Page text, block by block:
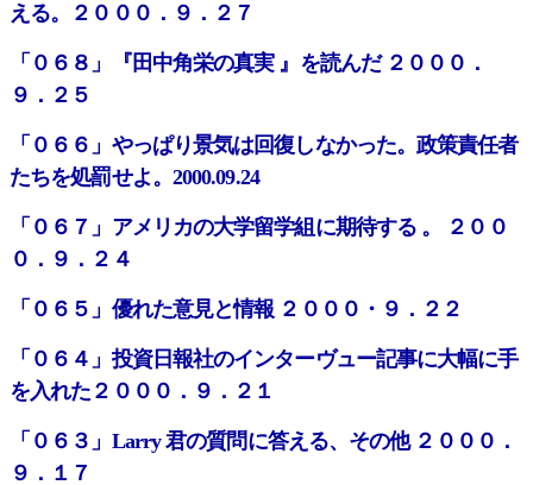
える。２０００．９．２７
「０６８」『田中角栄の真実 』を読んだ ２０００．
９．２５
「０６６」やっぱり景気は回復しなかった。政策責任者
たちを処罰せよ。2000.09.24
「０６７」アメリカの大学留学組に期待する 。 ２００
０．９．２４
「０６５」優れた意見と情報 ２０００・９．２２
「０６４」投資日報社のインターヴュー記事に大幅に手
を入れた２０００．９．２１
「０６３」Larry 君の質問に答える、その他 ２０００．
９．１７